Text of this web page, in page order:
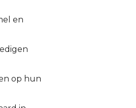
en
op hun